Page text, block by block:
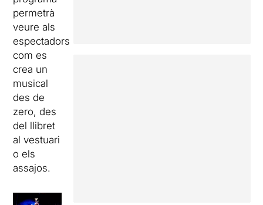
permetrà
veure als
espectadors
com es
crea un
musical
des de
zero, des
del llibret
al vestuari
o els
assajos.